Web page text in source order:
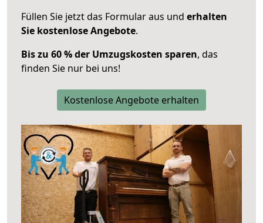
Füllen Sie jetzt das Formular aus und erhalten
Sie kostenlose Angebote.
Bis zu 60 % der Umzugskosten sparen, das
finden Sie nur bei uns!
Kostenlose Angebote erhalten